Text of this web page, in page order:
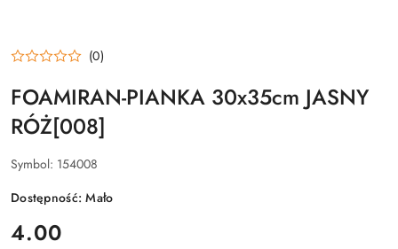
(0)
FOAMIRAN-PIANKA 30x35cm JASNY
RÓŻ[008]
Symbol: 154008
Dostępność:Mało
cena:
4.00